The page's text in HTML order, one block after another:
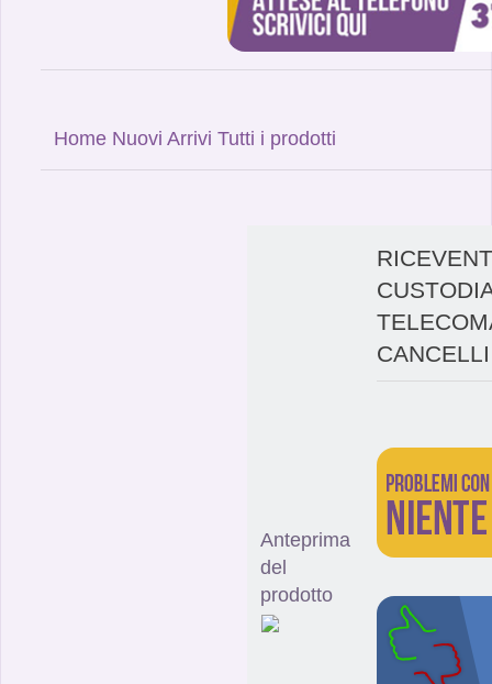
Home Nuovi Arrivi Tutti i prodotti
Anteprima
del
prodotto